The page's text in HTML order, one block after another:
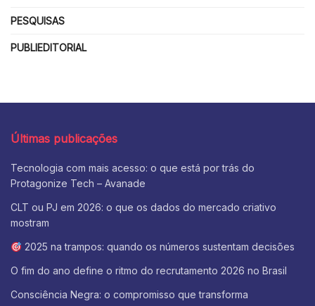
PESQUISAS
PUBLIEDITORIAL
Últimas publicações
Tecnologia com mais acesso: o que está por trás do
Protagonize Tech – Avanade
CLT ou PJ em 2026: o que os dados do mercado criativo
mostram
2025 na trampos: quando os números sustentam decisões
O fim do ano define o ritmo do recrutamento 2026 no Brasil
Consciência Negra: o compromisso que transforma